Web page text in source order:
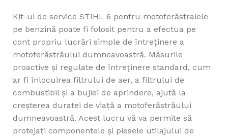
Kit-ul de service STIHL 6 pentru motoferăstraiele
pe benzină poate fi folosit pentru a efectua pe
cont propriu lucrări simple de întreținere a
motoferăstrăului dumneavoastră. Măsurile
proactive și regulate de întreținere standard, cum
ar fi înlocuirea filtrului de aer, a filtrului de
combustibil și a bujiei de aprindere, ajută la
creșterea duratei de viață a motoferăstrăului
dumneavoastră. Acest lucru vă va permite să
protejați componentele și piesele utilajului de